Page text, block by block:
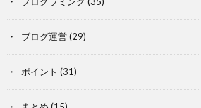
ブログ運営(29)
ポイント (31)